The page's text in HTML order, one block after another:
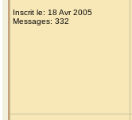
Inscrit le: 18 Avr 2005
Messages: 332